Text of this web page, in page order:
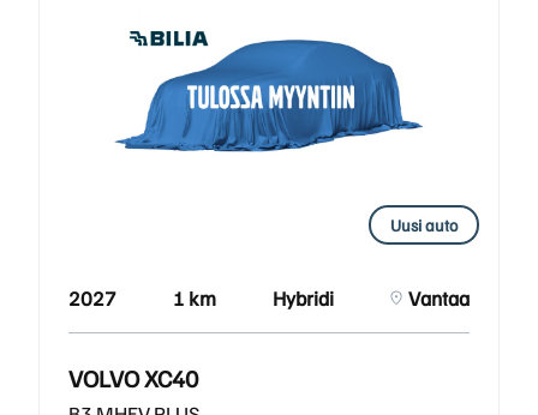
Uusi auto
2027 1 km Hybridi Vantaa
VOLVO XC40